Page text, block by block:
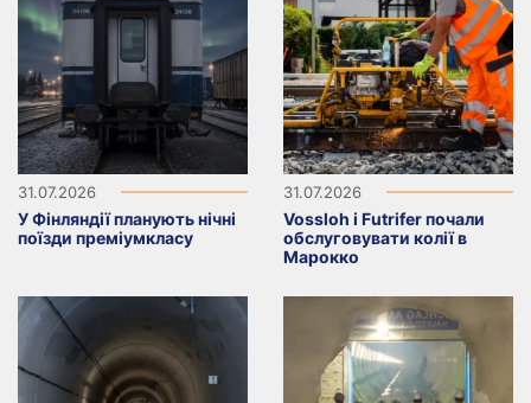
31.07.2026
У Фінляндії планують нічні
поїзди преміумкласу
31.07.2026
Vossloh і Futrifer почали
обслуговувати колії в
Марокко